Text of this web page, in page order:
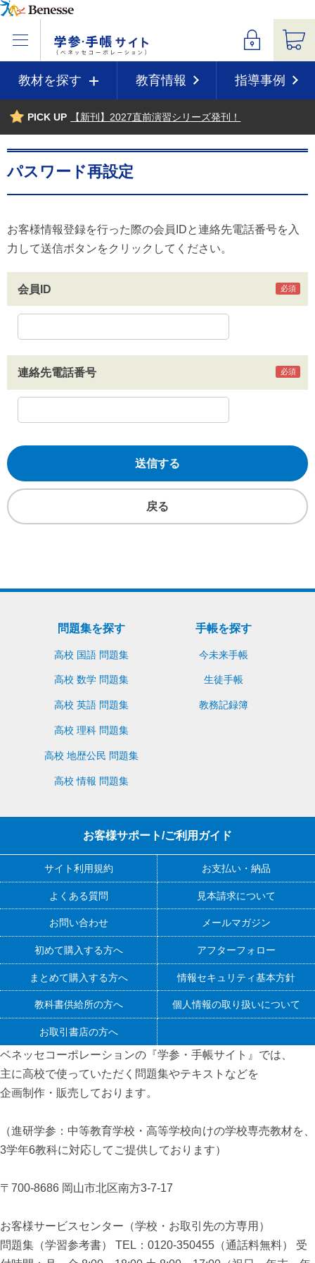
教材を探す 教育情報 指導事例
PICK UP 【新刊】2027直前演習シリーズ発刊！
パスワード再設定
お客様情報登録を行った際の会員IDと連絡先電話番号を入
力して送信ボタンをクリックしてください。
会員ID
連絡先電話番号
問題集を探す
高校 国語 問題集
高校 数学 問題集
高校 英語 問題集
高校 理科 問題集
高校 地歴公民 問題集
高校 情報 問題集
手帳を探す
今未来手帳
生徒手帳
教務記録簿
お客様サポート/ご利用ガイド
サイト利用規約 お支払い・納品
よくある質問 見本請求について
お問い合わせ メールマガジン
初めて購入する方へ アフターフォロー
まとめて購入する方へ 情報セキュリティ基本方針
教科書供給所の方へ 個人情報の取り扱いについて
お取引書店の方へ
ベネッセコーポレーションの『学参・手帳サイト』 では、
主に高校で使っていただく問題集やテキストなどを
企画制作・販売しております。
（進研学参：中等教育学校・高等学校向けの学校専売教材を、
3学年6教科に対応してご提供しております）
〒700-8686 岡山市北区南方3-7-17
お客様サービスセンター（学校・お取引先の方専用）
問題集（学習参考書） TEL：0120-350455（通話料無料） 受